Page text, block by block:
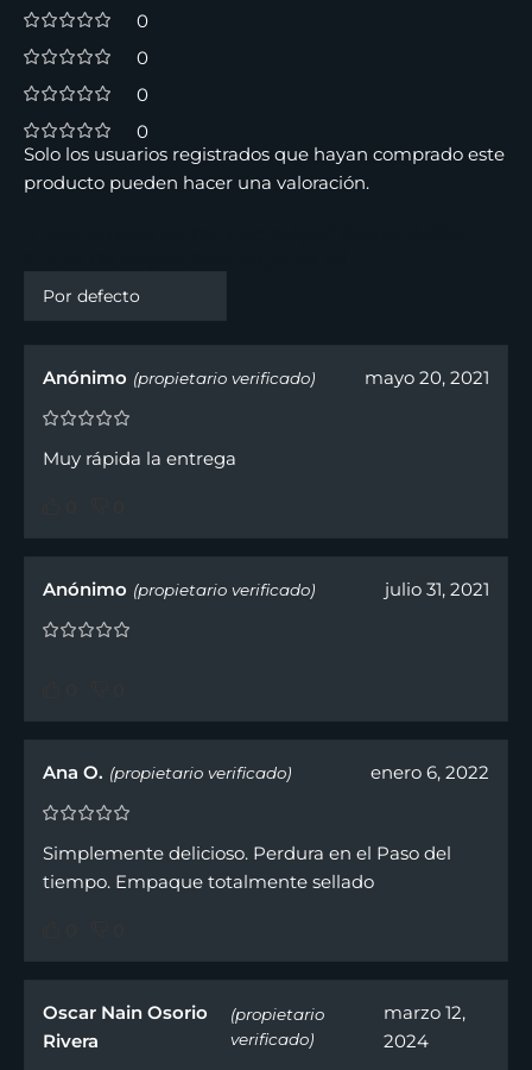
0
0
0
0
Anónimo (propietario verificado) mayo 20, 2021
Muy rápida la entrega
Anónimo (propietario verificado) julio 31, 2021
Ana O. (propietario verificado) enero 6, 2022
Simplemente delicioso. Perdura en el Paso del
tiempo. Empaque totalmente sellado
Oscar Nain Osorio
Rivera
(propietario
verificado)
marzo 12,
2024
Solo los usuarios registrados que hayan comprado este
producto pueden hacer una valoración.